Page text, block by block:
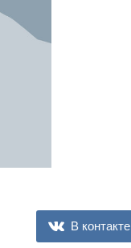
В контакте